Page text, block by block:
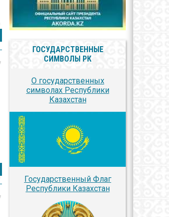
ГОСУДАРСТВЕННЫЕ
СИМВОЛЫ РК
О государственных
символах Республики
Казахстан
Государственный Флаг
Республики Казахстан